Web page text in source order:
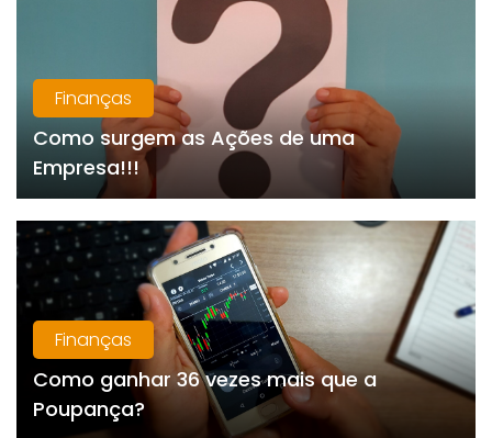
Finanças
Como surgem as Ações de uma
Empresa!!!
Finanças
Como ganhar 36 vezes mais que a
Poupança?